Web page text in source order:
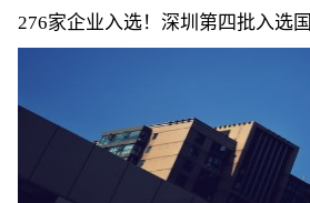
276家企业入选！深圳第四批入选
公布